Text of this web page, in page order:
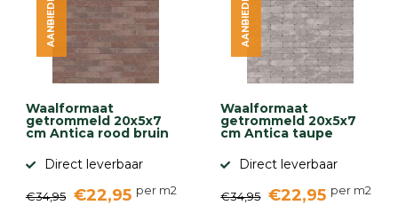
Waalformaat
getrommeld 20x5x7
cm Antica rood bruin
Direct leverbaar
€34,95 €22,95 per m2
AANBIEDING
Waalformaat
getrommeld 20x5x7
cm Antica taupe
Direct leverbaar
€34,95 €22,95 per m2
AANBIEDING